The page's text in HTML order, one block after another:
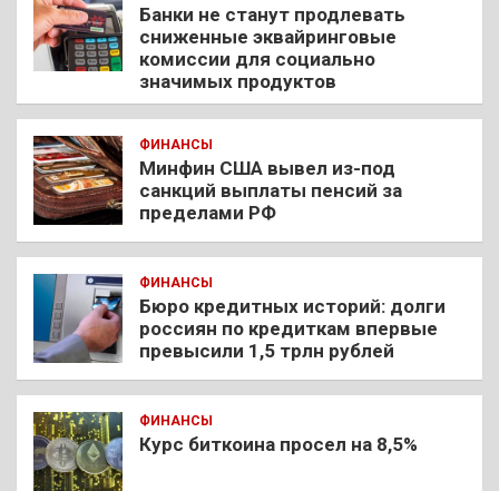
Банки не станут продлевать
сниженные эквайринговые
комиссии для социально
значимых продуктов
ФИНАНСЫ
Минфин США вывел из-под
санкций выплаты пенсий за
пределами РФ
ФИНАНСЫ
Бюро кредитных историй: долги
россиян по кредиткам впервые
превысили 1,5 трлн рублей
ФИНАНСЫ
Курс биткоина просел на 8,5%